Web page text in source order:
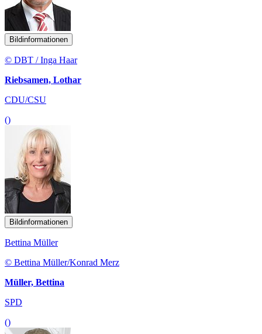
Bildinformationen
© DBT / Inga Haar
Riebsamen, Lothar
CDU/CSU
()
Bildinformationen
Bettina Müller
© Bettina Müller/Konrad Merz
Müller, Bettina
SPD
()